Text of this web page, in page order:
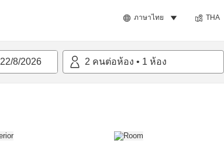
ภาษาไทย THA
22/8/2026 2 คนต่อห้อง • 1 ห้อง